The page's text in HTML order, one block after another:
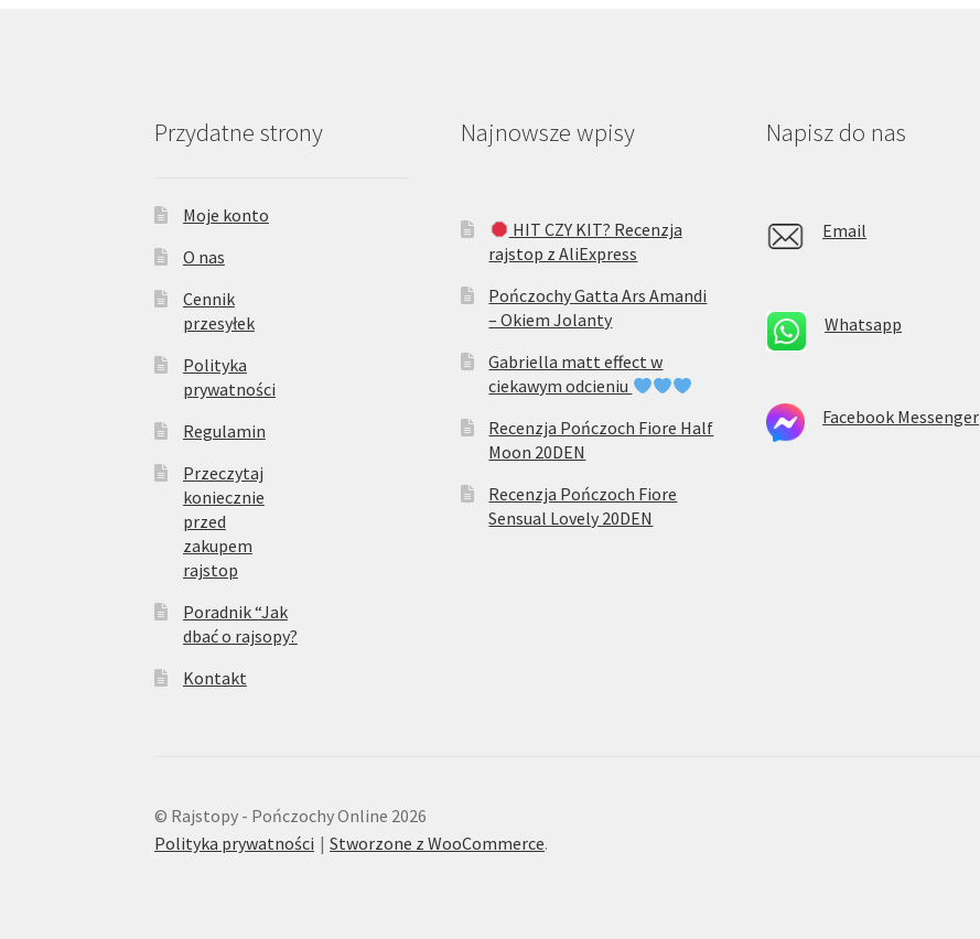
Przydatne strony
Moje konto
O nas
Cennik
przesyłek
Polityka
prywatności
Regulamin
Przeczytaj
koniecznie
przed
zakupem
rajstop
Poradnik “Jak
dbać o rajsopy?
Kontakt
Najnowsze wpisy
HIT CZY KIT? Recenzja
rajstop z AliExpress
Pończochy Gatta Ars Amandi
– Okiem Jolanty
Gabriella matt effect w
ciekawym odcieniu
Recenzja Pończoch Fiore Half
Moon 20DEN
Recenzja Pończoch Fiore
Sensual Lovely 20DEN
Napisz do nas
Email
Whatsapp
Facebook Messenger
© Rajstopy - Pończochy Online 2026
Polityka prywatności
Stworzone z WooCommerce.